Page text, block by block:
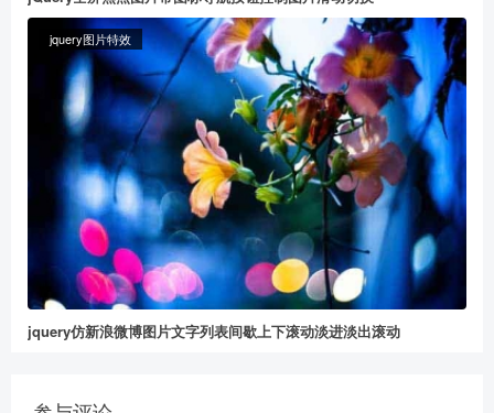
给董冬打赏
2元 5元 10元
20元 50 元 自定义
jquery图片特效
jquery仿新浪微博图片文字列表间歇上下滚动淡进淡出滚动